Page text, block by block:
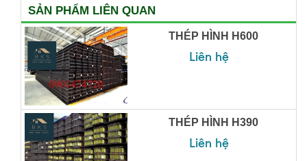
SẢN PHẨM LIÊN QUAN
THÉP HÌNH H600
Liên hệ
THÉP HÌNH H390
Liên hệ